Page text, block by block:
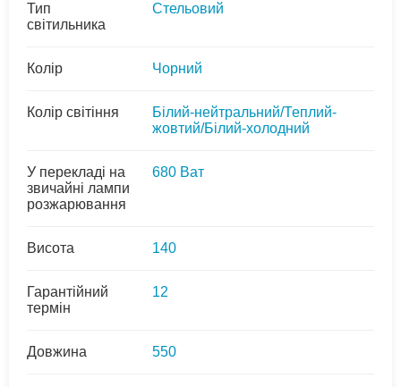
Тип
світильника
Стельовий
Колір Чорний
Колір світіння
Білий-нейтральний/Теплий-
жовтий/Білий-холодний
У перекладі на
звичайні лампи
розжарювання
680 Ват
Висота 140
Гарантійний
термін
12
Довжина 550